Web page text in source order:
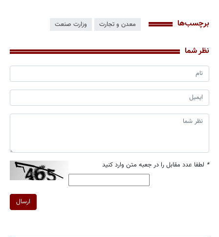
برچسب‌ها معدن و تجارت وزارت صنعت
نظر شما
* لطفا عدد مقابل را در جعبه متن وارد کنید
ارسال